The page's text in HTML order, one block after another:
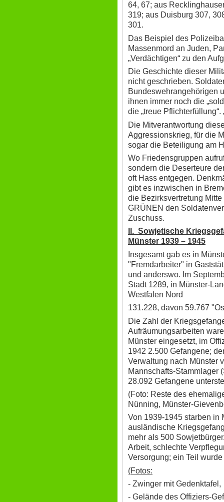
64, 67; aus
319; aus Duisburg 307,
301.
Das Beispiel des
Massenmord an Juden,
„Verdächtigen“ zu den
Die Geschichte dieser
nicht geschrieben.
Bundeswehrangehörigen
ihnen immer noch die
die „treue Pflichterfüllung“.
Die Mitverantwortung
Aggressionskrieg, für die
sogar die Beteiligung am
Wo Friedensgruppen
sondern die Deserteure
oft Hass entgegen.
gibt es inzwischen in
die Bezirksvertretung
GRÜNEN den
Zuschuss.
II. Sowjetische
Münster 1939 – 1945
Insgesamt gab es in
"Fremdarbeiter" in
und anderswo. Im
Stadt 1289, in Münster-
Westfalen Nord
131.228, davon 59.767
Die Zahl der
Aufräumungsarbeiten
Münster eingesetzt, im
1942 2.500 Gefangene;
Verwaltung nach Münster
Mannschafts-Stammlager
28.092 Gefangene
(Foto: Reste des
Nünning, Münster-
Von 1939-1945 starben in
ausländische
mehr als 500
Arbeit, schlechte
Versorgung; ein Teil
(Fotos:
- Zwinger mit Gedenktafel,
- Gelände des Offiziers-